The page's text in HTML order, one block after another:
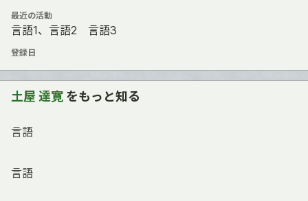
最近の活動
言語1、言語2 言語3
登録日
土屋 達寛 をもっと知る
言語
言語